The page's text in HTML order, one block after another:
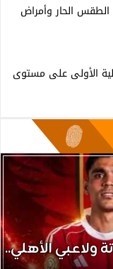
الحار وأمراض
الأولى على مستوى
الأهلي..